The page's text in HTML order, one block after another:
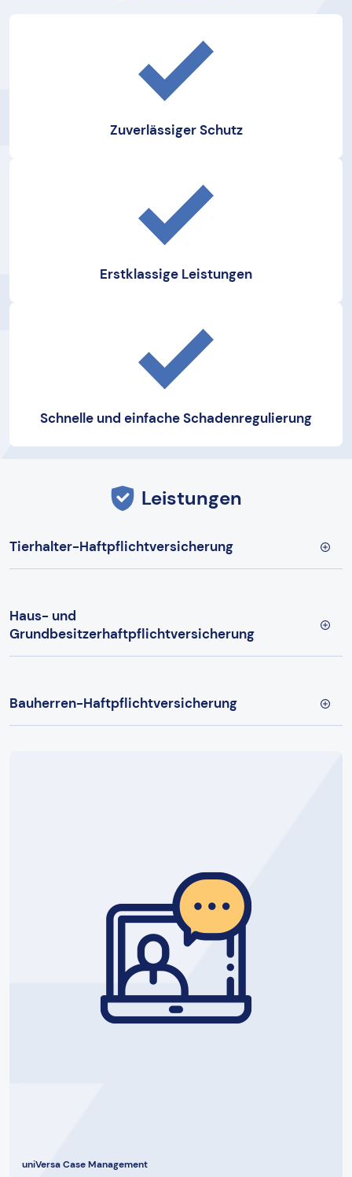
Zuverlässiger Schutz
Erstklassige Leistungen
Schnelle und einfache Schadenregulierung
Leistungen
Tierhalter-Haftpflichtversicherung
Haus- und
Grundbesitzerhaftpflichtversicherung
Bauherren-Haftpflichtversicherung
uniVersa Case Management